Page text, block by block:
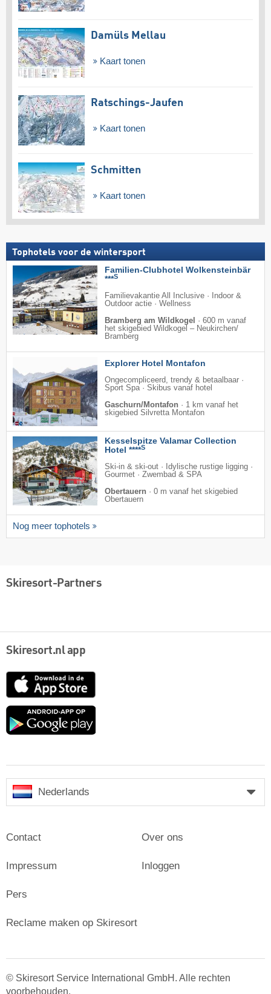
Damüls Mellau
Kaart tonen
Ratschings-Jaufen
Kaart tonen
Schmitten
Kaart tonen
Tophotels voor de wintersport
Familien-Clubhotel Wolkensteinbär
***S
Familievakantie All Inclusive · Indoor &
Outdoor actie · Wellness
Bramberg am Wildkogel
· 600 m vanaf
het skigebied Wildkogel – Neukirchen/​
Bramberg
Explorer Hotel Montafon
Ongecompliceerd, trendy & betaalbaar ·
Sport Spa · Skibus vanaf hotel
Gaschurn/Montafon · 1 km vanaf het
skigebied Silvretta Montafon
Kesselspitze Valamar Collection
Hotel ****S
Ski-in & ski-out · Idylische rustige ligging ·
Gourmet · Zwembad & SPA
Obertauern · 0 m vanaf het skigebied
Obertauern
Nog meer tophotels
Skiresort-Partners
Skiresort.nl app
App
Google
Nederlands
Contact
Impressum
Pers
Over ons
Inloggen
Reclame maken op Skiresort
© Skiresort Service International GmbH. Alle rechten
voorbehouden.